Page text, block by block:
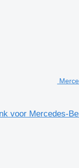
voor Mercedes-